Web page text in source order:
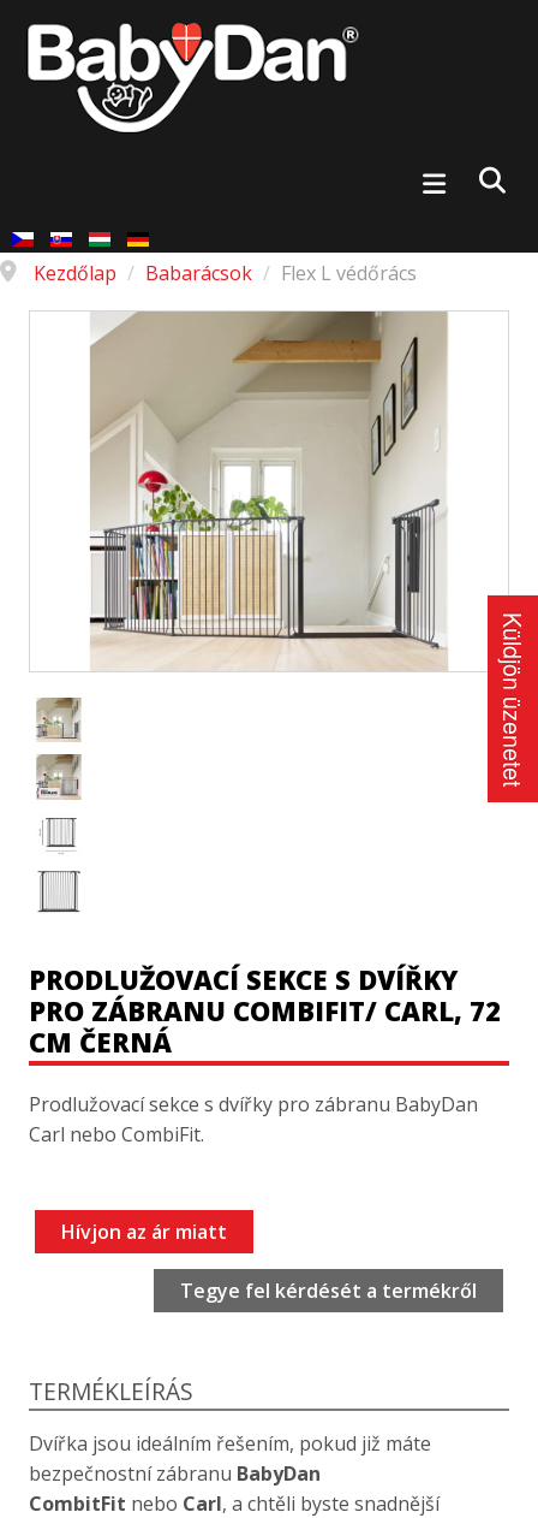
Kezdőlap / Babarácsok / Flex L védőrács
PRODLUŽOVACÍ SEKCE S DVÍŘKY
PRO ZÁBRANU COMBIFIT/ CARL, 72
CM ČERNÁ
Prodlužovací sekce s dvířky pro zábranu BabyDan
Carl nebo CombiFit.
Hívjon az ár miatt
Tegye fel kérdését a termékről
TERMÉKLEÍRÁS
Dvířka jsou ideálním řešením, pokud již máte
bezpečnostní zábranu BabyDan
CombitFit nebo Carl, a chtěli byste snadnější
Küldjön üzenetet